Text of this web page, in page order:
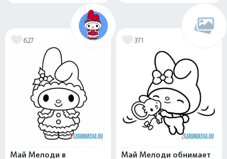
627
Май Мелоди в
371
Май Мелоди обнимает